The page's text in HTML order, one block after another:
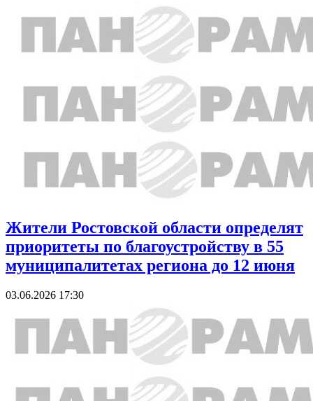
Жители Ростовской области определят
приоритеты по благоустройству в 55
муниципалитетах региона до 12 июня
03.06.2026 17:30